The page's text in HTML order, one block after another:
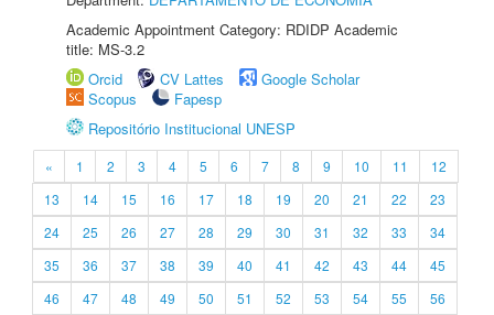
Academic Appointment Category: RDIDP Academic
title: MS-3.2
Orcid
CV Lattes
Google Scholar
Scopus
Fapesp
Repositório Institucional UNESP
« 1 2 3 4 5 6 7 8 9 10 11
12
13
14 15 16 17 18 19 20 21 22
23
24
25 26 27 28 29 30 31 32 33
34
35
36 37 38 39 40 41 42 43 44
45
46
47 48 49 50 51 52 53 54 55
56